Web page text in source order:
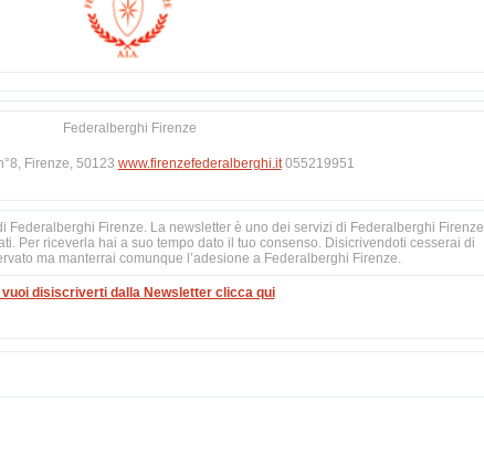
Federalberghi Firenze
Firenze, 50123 www.firenzefederalberghi.it055219951
Federalberghi Firenze. La newsletter è uno dei servizi di Federalberghi Firenze
Per riceverla hai a suo tempo dato il tuo consenso. Disicrivendoti cesserai di
ma manterrai comunque l’adesione a Federalberghi Firenze.
vuoi disiscriverti dalla Newsletter clicca qui